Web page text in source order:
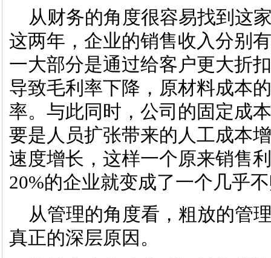
从财务的角度很容易找到这
这两年，企业的销售收入分别
一大部分是通过给客户更大折
导致毛利率下降，原材料成本
率。与此同时，公司的固定成
要是人员扩张带来的人工成本
速度增长，这样一个原来销售
20%的企业就变成了一个几乎
从管理的角度看，粗放的管
真正的深层原因。